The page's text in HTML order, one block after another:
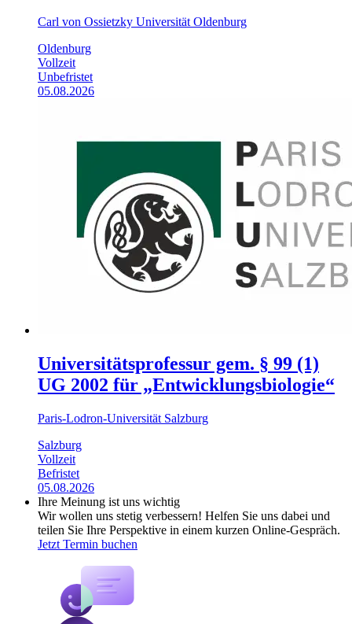
Carl von Ossietzky Universität Oldenburg
Oldenburg
Vollzeit
Unbefristet
05.08.2026
Universitätsprofessur gem. § 99 (1)
UG 2002 für „Entwicklungsbiologie“
Paris-Lodron-Universität Salzburg
Salzburg
Vollzeit
Befristet
05.08.2026
Ihre Meinung ist uns wichtig
Wir wollen uns stetig verbessern! Helfen Sie uns dabei und
teilen Sie Ihre Perspektive in einem kurzen Online-Gespräch.
Jetzt Termin buchen